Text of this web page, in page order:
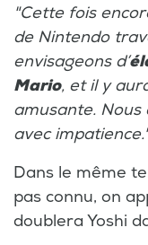
"Cette fois
de Nintendo
envisageons d’
Mario, et il y
amusante. Nous
avec
Dans le même
pas connu, on
doublera Yoshi